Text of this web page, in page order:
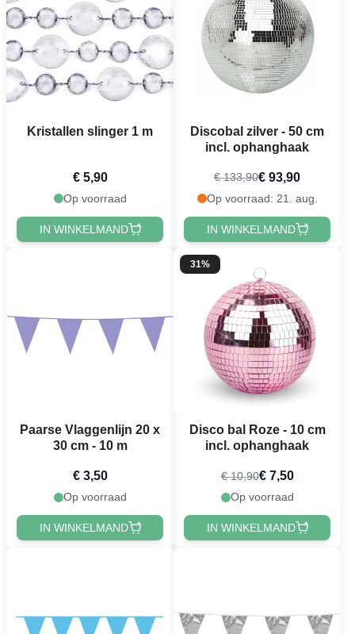
Kristallen slinger 1 m
€ 5,90
Op voorraad
IN WINKELMAND
Discobal zilver - 50 cm
incl. ophanghaak
€ 133,90€ 93,90
Op voorraad: 21. aug.
IN WINKELMAND
Paarse Vlaggenlijn 20 x
30 cm - 10 m
€ 3,50
Op voorraad
IN WINKELMAND
31%
Disco bal Roze - 10 cm
incl. ophanghaak
€ 10,90€ 7,50
Op voorraad
IN WINKELMAND